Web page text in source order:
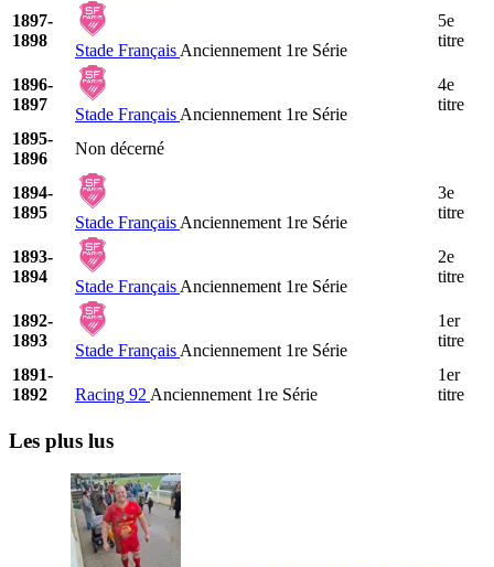
1897-
1898
Stade Français Anciennement 1re Série
5e
titre
1896-
1897
Stade Français Anciennement 1re Série
4e
titre
1895-
1896
Non décerné
1894-
1895
Stade Français Anciennement 1re Série
3e
titre
1893-
1894
Stade Français Anciennement 1re Série
2e
titre
1892-
1893
Stade Français Anciennement 1re Série
1er
titre
1891-
1892
Racing 92 Anciennement 1re Série
1er
titre
Les plus lus